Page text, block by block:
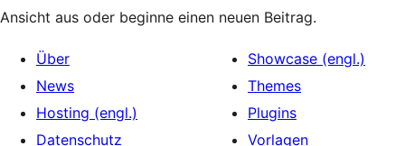
Ansicht aus oder beginne einen neuen Beitrag.
Über
News
Hosting (engl.)
Datenschutz
Showcase (engl.)
Themes
Plugins
Vorlagen